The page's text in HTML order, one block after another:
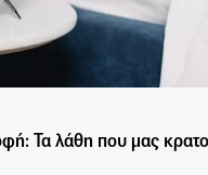
Τα λάθη που μας